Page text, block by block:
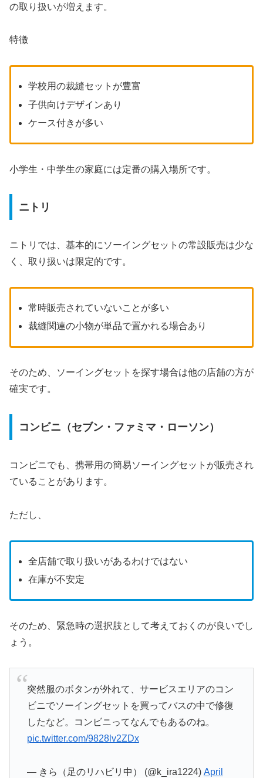
の取り扱いが増えます。
特徴
学校用の裁縫セットが豊富
子供向けデザインあり
ケース付きが多い
小学生・中学生の家庭には定番の購入場所です。
ニトリ
ニトリでは、基本的にソーイングセットの常設販売は少な
く、取り扱いは限定的です。
常時販売されていないことが多い
裁縫関連の小物が単品で置かれる場合あり
そのため、ソーイングセットを探す場合は他の店舗の方が
確実です。
コンビニ（セブン・ファミマ・ローソン）
コンビニでも、携帯用の簡易ソーイングセットが販売され
ていることがあります。
ただし、
全店舗で取り扱いがあるわけではない
在庫が不安定
そのため、緊急時の選択肢として考えておくのが良いでし
ょう。
突然服のボタンが外れて、サービスエリアのコン
ビニでソーイングセットを買ってバスの中で修復
したなど。コンビニってなんでもあるのね。
pic.twitter.com/9828lv2ZDx
— きら（足のリハビリ中） (@k_ira1224) April